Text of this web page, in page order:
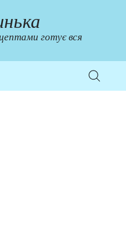
готує вся